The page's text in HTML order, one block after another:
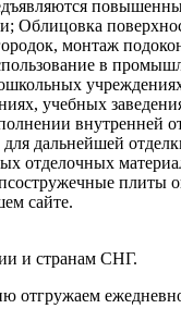
Облицовка
монтаж
в
учебных
внутренней
дальнейшей
отделочных
плиты
сайте.
и странам СНГ.
отгружаем